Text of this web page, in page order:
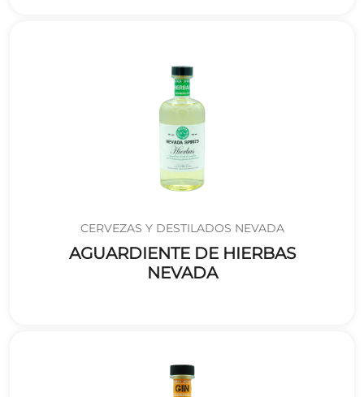
CERVEZAS Y DESTILADOS NEVADA
AGUARDIENTE DE HIERBAS
NEVADA